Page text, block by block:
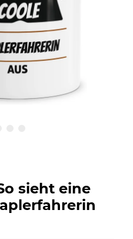
sieht eine